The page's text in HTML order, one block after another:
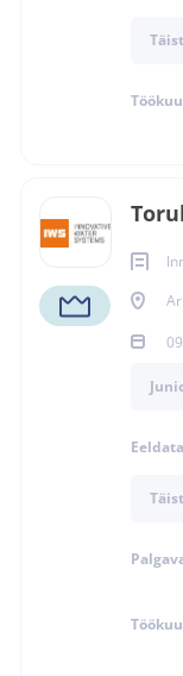
LOGISTIKA JA
LEPINGULINE
Kas
juurde
Kõrge palk on
tööandja peab
kohtleb